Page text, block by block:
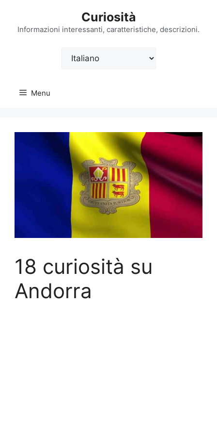
contenuto
Curiosità
Informazioni interessanti, caratteristiche, descrizioni.
Scegli
Menu
18 curiosità su
Andorra